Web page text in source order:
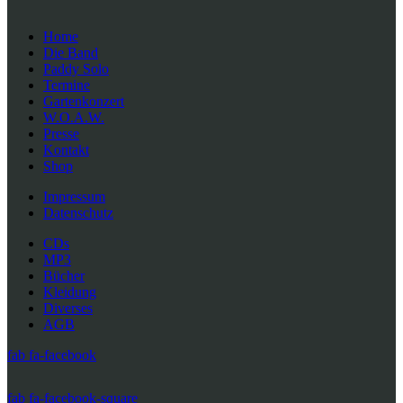
Home
Die Band
Paddy Solo
Termine
Gartenkonzert
W.O.A.W.
Presse
Kontakt
Shop
Impressum
Datenschutz
CDs
MP3
Bücher
Kleidung
Diverses
AGB
fab fa-facebook
fab fa-facebook-square